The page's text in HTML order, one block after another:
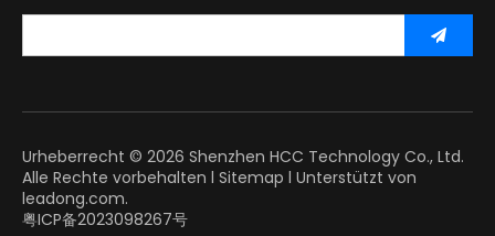
Urheberrecht © 2026 Shenzhen HCC Technology Co., Ltd.
Alle Rechte vorbehalten l Sitemap l Unterstützt von
leadong.com.
粤ICP备2023098267号